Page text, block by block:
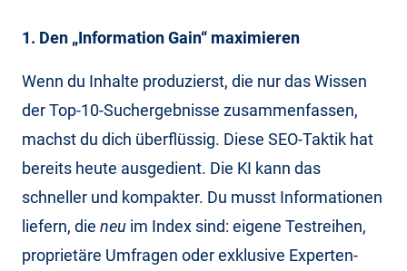
1. Den „Information Gain“ maximieren
Wenn du Inhalte produzierst, die nur das Wissen
der Top-10-Suchergebnisse zusammenfassen,
machst du dich überflüssig. Diese SEO-Taktik hat
bereits heute ausgedient. Die KI kann das
schneller und kompakter. Du musst Informationen
liefern, die neu im Index sind: eigene Testreihen,
proprietäre Umfragen oder exklusive Experten-